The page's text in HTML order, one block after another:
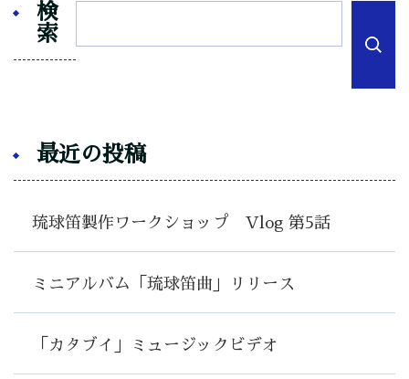
検
索
最近の投稿
琉球笛製作ワークショップ Vlog 第5話
ミニアルバム「琉球笛曲」リリース
「カタブイ」ミュージックビデオ